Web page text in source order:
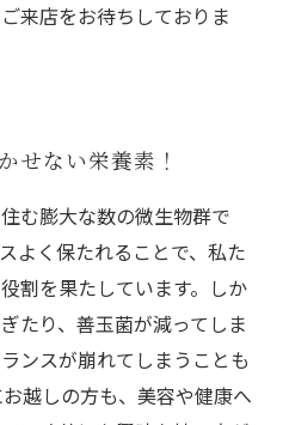
来店をお待ちしておりま
せない栄養素！
む膨大な数の微生物群で
よく保たれることで、私た
割を果たしています。しか
たり、善玉菌が減ってしま
ンスが崩れてしまうことも
越しの方も、美容や健康へ